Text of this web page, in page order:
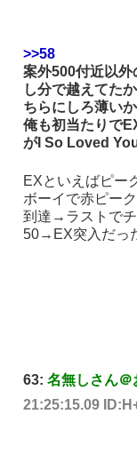
>>58
案外500付近以
し分で越えてた
ちらにしろ薄い
俺も初当たりで
がI So Loved
EXといえばピー
ボーイで赤ピー
到達→ラストで
50→EX突入だっ
63: 名無しさん＠
21:25:15.09